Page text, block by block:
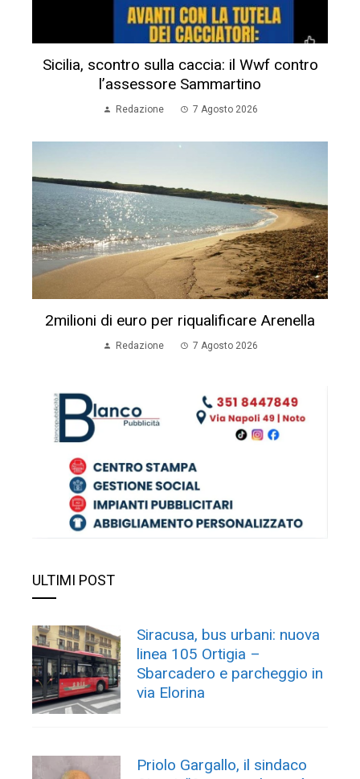
Sicilia, scontro sulla caccia: il Wwf contro
l’assessore Sammartino
Redazione 7 Agosto 2026
2milioni di euro per riqualificare Arenella
Redazione 7 Agosto 2026
ULTIMI POST
Siracusa, bus urbani: nuova
linea 105 Ortigia –
Sbarcadero e parcheggio in
via Elorina
Priolo Gargallo, il sindaco